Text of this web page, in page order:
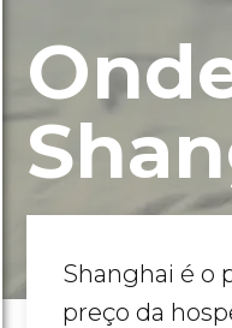
Shanghai é o
preço da